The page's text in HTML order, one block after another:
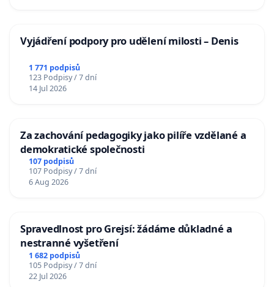
Vyjádření podpory pro udělení milosti – Denis
1 771 podpisů
123 Podpisy / 7 dní
14 Jul 2026
Za zachování pedagogiky jako pilíře vzdělané a
demokratické společnosti
107 podpisů
107 Podpisy / 7 dní
6 Aug 2026
Spravedlnost pro Grejsí: žádáme důkladné a
nestranné vyšetření
1 682 podpisů
105 Podpisy / 7 dní
22 Jul 2026